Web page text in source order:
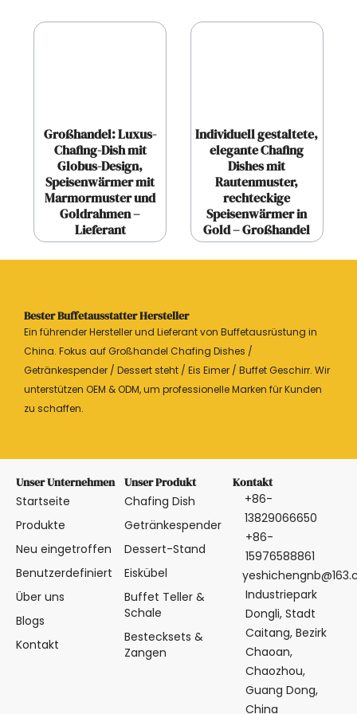
Großhandel: Luxus-
Chafing-Dish mit
Globus-Design,
Speisenwärmer mit
Marmormuster und
Goldrahmen –
Lieferant
Individuell gestaltete,
elegante Chafing
Dishes mit
Rautenmuster,
rechteckige
Speisenwärmer in
Gold – Großhandel
Bester Buffetausstatter Hersteller
Ein führender Hersteller und Lieferant von Buffetausrüstung in
China. Fokus auf Großhandel Chafing Dishes /
Getränkespender / Dessert steht / Eis Eimer / Buffet Geschirr. Wir
unterstützen OEM & ODM, um professionelle Marken für Kunden
zu schaffen.
Unser Unternehmen
Startseite
Produkte
Neu eingetroffen
Benutzerdefiniert
Über uns
Blogs
Kontakt
Unser Produkt
Chafing Dish
Getränkespender
Dessert-Stand
Eiskübel
Buffet Teller &
Schale
Bestecksets &
Zangen
Kontakt
+86-
13829066650
+86-
15976588861
Industriepark
Dongli, Stadt
Caitang, Bezirk
Chaoan,
Chaozhou,
Guang Dong,
China